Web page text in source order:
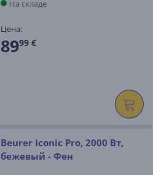
На складе
Цена:
8999 €
Beurer Iconic Pro, 2000 Вт,
бежевый - Фен